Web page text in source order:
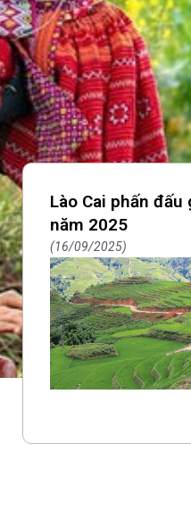
Lào Cai phấn
năm 2025
16/09/2025